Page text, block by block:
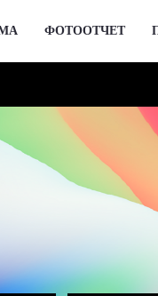
ФОТООТЧЕТ